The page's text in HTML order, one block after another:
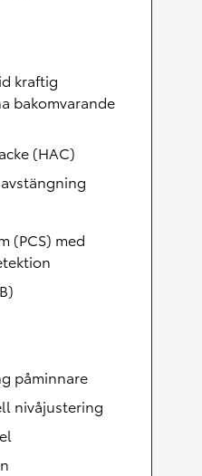
kraftig
bakomvarande
(HAC)
(PCS) med
påminnare
nivåjustering